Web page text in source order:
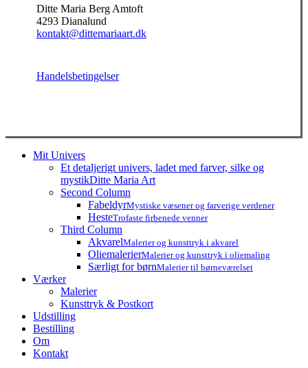
Ditte Maria Berg Amtoft
4293 Dianalund
kontakt@dittemariaart.dk
Handelsbetingelser
Close
Mit Univers
Et detaljerigt univers, ladet med farver, silke og
mystikDitte Maria Art
Second Column
FabeldyrMystiske væsener og farverige verdener
HesteTrofaste firbenede venner
Third Column
AkvarelMalerier og kunsttryk i akvarel
OliemalerierMalerier og kunsttryk i oliemaling
Særligt for børnMalerier til børneværelset
Værker
Malerier
Kunsttryk & Postkort
Udstilling
Bestilling
Om
Kontakt